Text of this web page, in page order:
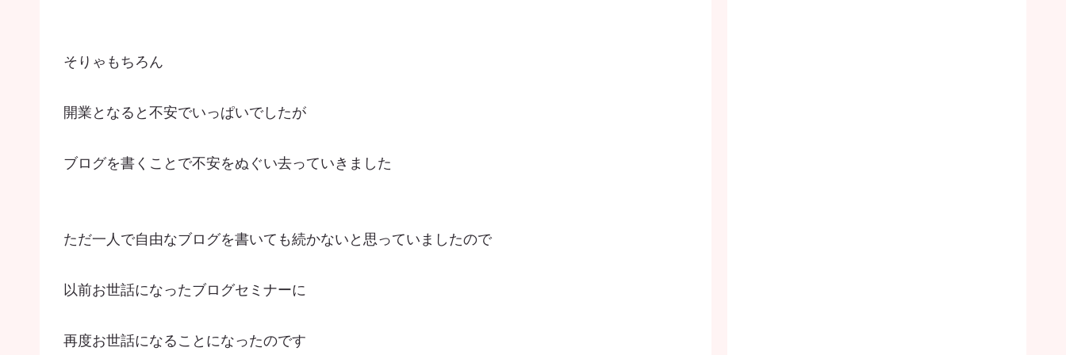
そりゃもちろん
開業となると不安でいっぱいでしたが
ブログを書くことで不安をぬぐい去っていきました
ただ一人で自由なブログを書いても続かないと思っていましたので
以前お世話になったブログセミナーに
再度お世話になることになったのです